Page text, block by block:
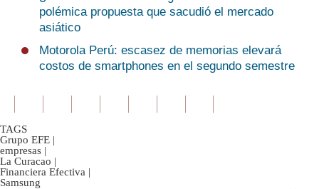
polémica propuesta que sacudió el mercado
asiático
Motorola Perú: escasez de memorias elevará
costos de smartphones en el segundo semestre
TAGS
Grupo EFE |
empresas |
La Curacao |
Financiera Efectiva |
Samsung